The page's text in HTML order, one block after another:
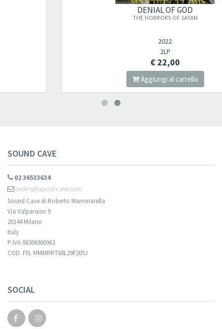
DENIAL OF GOD
THE HORRORS OF SATAN
Aggiungi al carrello
SOUND CAVE
02 36533634
orders@sound-cave.com
Sound Cave di Roberto Mammarella
Via Valparaiso 9
20144 Milano
Italy
P.IVA 08306900963
COD. FIS. MMMRRT68L29F205J
SOCIAL
per essere sempre informato
delle novità, degli ultimi arrivi in negozio e delle promozioni attive!